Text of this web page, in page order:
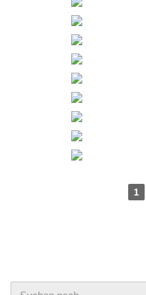
1